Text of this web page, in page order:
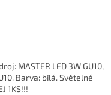
MASTER LED 3W GU10,
Barva: bílá. Světelné
1KS!!!